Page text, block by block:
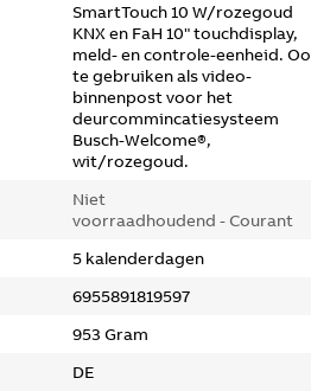
SmartTouch 10 W/rozegoud
KNX en FaH 10" touchdisplay,
meld- en controle-eenheid.
te gebruiken als video-
binnenpost voor het
deurcommincatiesysteem
Busch-Welcome®,
wit/rozegoud.
Niet
voorraadhoudend - Courant
5 kalenderdagen
6955891819597
953 Gram
DE